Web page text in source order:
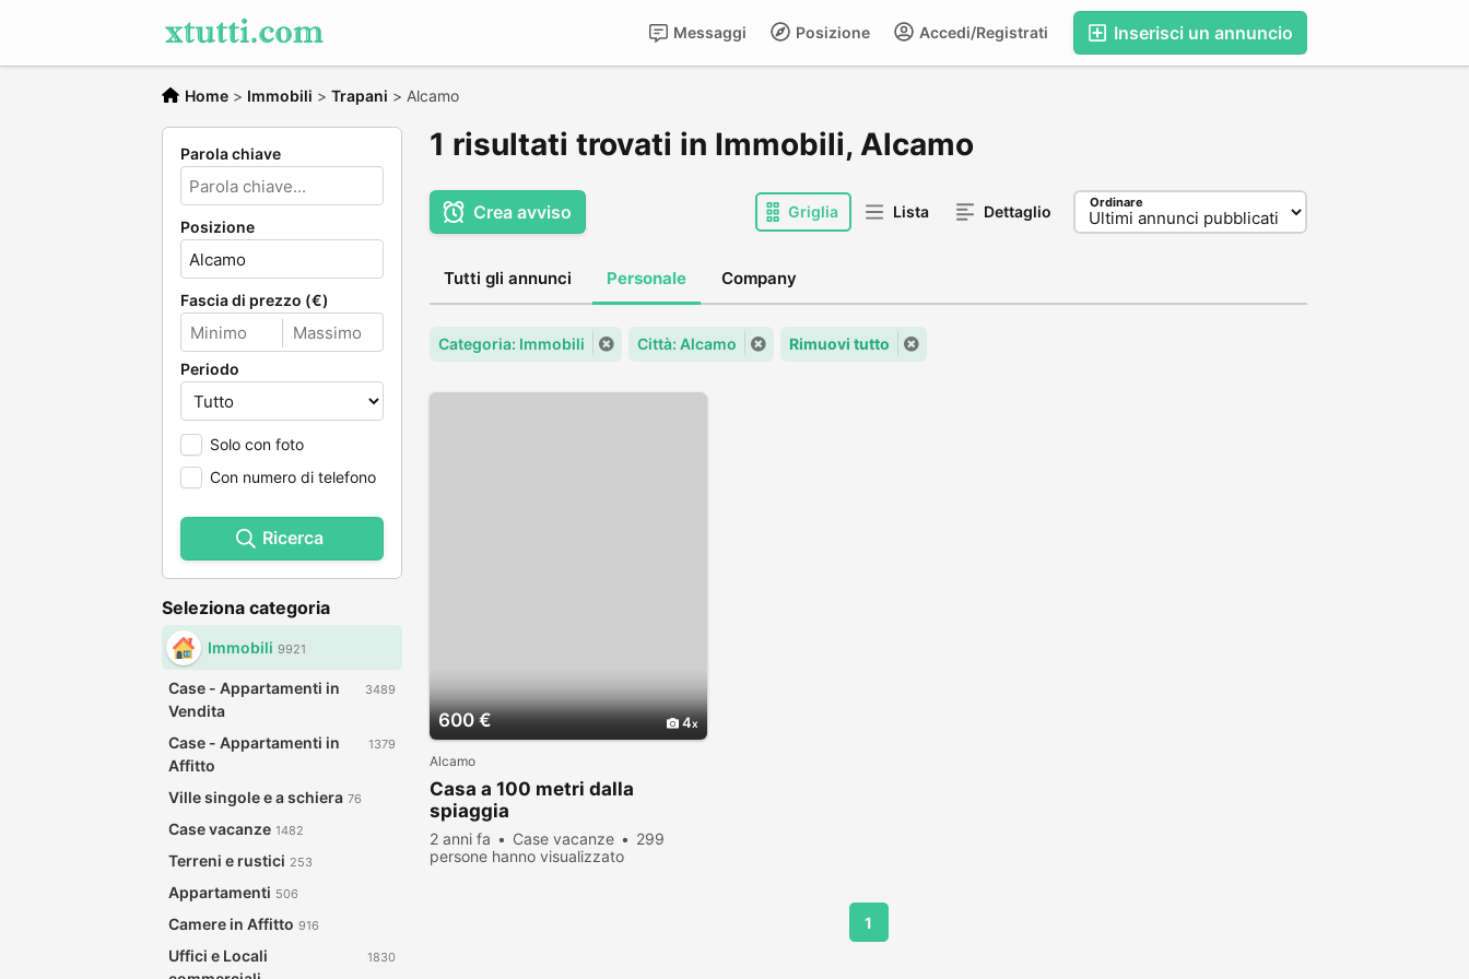
Inserisci un annuncio
Accedi/Registrati
Posizione
Messaggi
Home > Immobili > Trapani > Alcamo
Parola chiave
Posizione
Fascia di prezzo (€)
Periodo
Solo con foto
Con numero di telefono
Ricerca
Seleziona categoria
Immobili 9921
Case - Appartamenti in
Vendita
3489
Case - Appartamenti in
Affitto
1379
Ville singole e a schiera 76
Case vacanze 1482
Terreni e rustici 253
Appartamenti 506
Camere in Affitto 916
Uffici e Locali
1830
1 risultati trovati in Immobili, Alcamo
Crea avviso Griglia Lista Dettaglio Ordinare
Tutti gli annunci Personale Company
Categoria: Immobili Città: Alcamo Rimuovi tutto
600 € 4
Alcamo
Casa a 100 metri dalla
spiaggia
2 anni fa Case vacanze
299
persone hanno visualizzato
1